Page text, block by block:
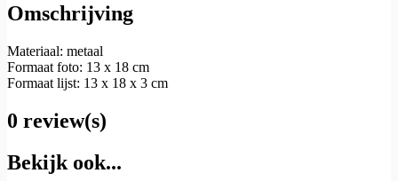
Omschrijving
Materiaal: metaal
Formaat foto: 13 x 18 cm
Formaat lijst: 13 x 18 x 3 cm
0 review(s)
Bekijk ook...